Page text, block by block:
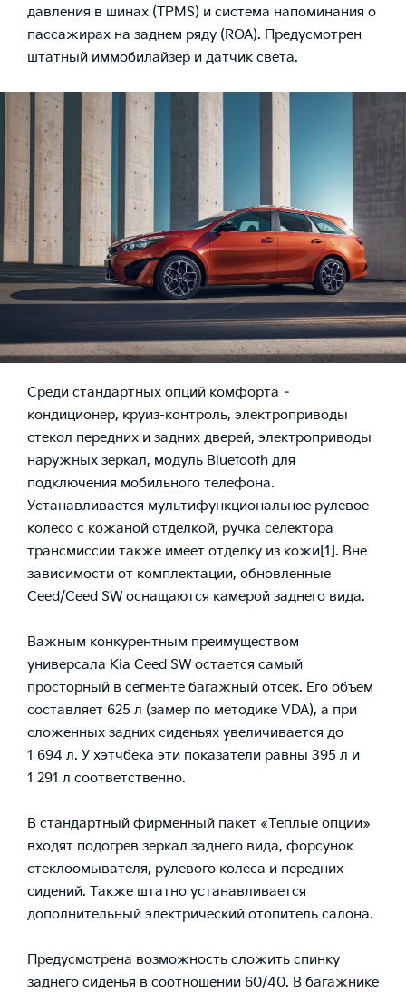
давления в шинах (TPMS) и система напоминания о
пассажирах на заднем ряду (ROA). Предусмотрен
штатный иммобилайзер и датчик света.
Среди стандартных опций комфорта –
кондиционер, круиз-контроль, электроприводы
стекол передних и задних дверей, электроприводы
наружных зеркал, модуль Bluetooth для
подключения мобильного телефона.
Устанавливается мультифункциональное рулевое
колесо с кожаной отделкой, ручка селектора
трансмиссии также имеет отделку из кожи[1]. Вне
зависимости от комплектации, обновленные
Ceed/Ceed SW оснащаются камерой заднего вида.
Важным конкурентным преимуществом
универсала Kia Ceed SW остается самый
просторный в сегменте багажный отсек. Его объем
составляет 625 л (замер по методике VDA), а при
сложенных задних сиденьях увеличивается до
1 694 л. У хэтчбека эти показатели равны 395 л и
1 291 л соответственно.
В стандартный фирменный пакет «Теплые опции»
входят подогрев зеркал заднего вида, форсунок
стеклоомывателя, рулевого колеса и передних
сидений. Также штатно устанавливается
дополнительный электрический отопитель салона.
Предусмотрена возможность сложить спинку
заднего сиденья в соотношении 60/40. В багажнике